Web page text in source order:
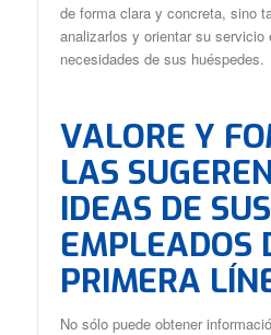
de forma clara y concreta, sino
analizarlos y orientar su servicio
necesidades de sus huéspedes.
VALORE Y
LAS
IDEAS DE SUS
EMPLEADOS
PRIMERA
No sólo puede obtener